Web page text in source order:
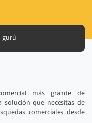
gurú
más grande de
solución que necesitas de
comerciales desde